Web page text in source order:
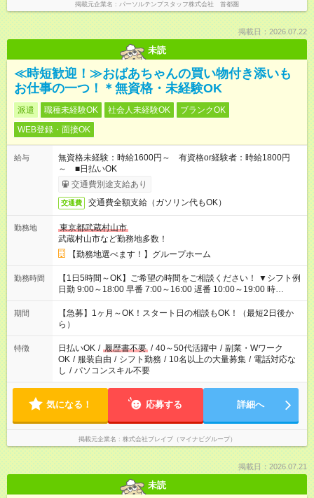
掲載元企業名 パーソルテンプスタッフ株式会社 首都圏
掲載日：2026.07.22
未読
≪時短歓迎！≫おばあちゃんの買い物付き添いも
お仕事の一つ！＊無資格・未経験OK
派遣 職種未経験OK 社会人未経験OK
ブランクOK
WEB登録・面接OK
給与
無資格未経験：時給1600円～ 有資格or経験者：時給1800円
～ ■日払いOK
交通費別途支給あり
交通費 交通費全額支給（ガソリン代もOK）
勤務地
東京都武蔵村山市
武蔵村山市など勤務地多数！
【勤務地選べます！】グループホーム
勤務時間
【1日5時間～OK】ご希望の時間をご相談ください！ ▼シフト例
日勤 9:00～18:00 早番 7:00～16:00 遅番 10:00～19:00 時
短 10:00～15:00 上記はあくまで一例です。 「夕方までには帰宅
しておきたい」 「朝はゆっくりのスタートがいい」 「お昼の時
間を有効に使いたい」 など、ご希望があれば教えてください
ね。
期間
【急募】1ヶ月～OK！スタート日の相談もOK！（最短2日後か
ら）
特徴 日払いOK / 履歴書不要 / 40～50代活躍中 / 副業・Wワーク
OK / 服装自由 / シフト勤務 / 10名以上の大量募集 / 電話対応な
し / パソコンスキル不要
気になる！ 応募する 詳細へ
掲載元企業名 株式会社ブレイブ（マイナビグループ）
掲載日：2026.07.21
未読